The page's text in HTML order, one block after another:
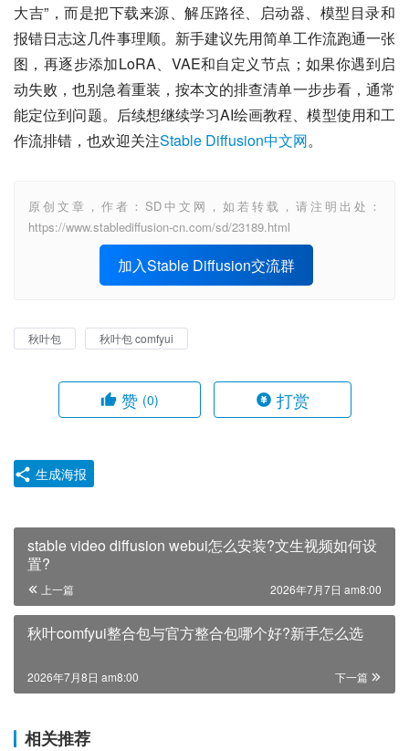
大吉”，而是把下载来源、解压路径、启动器、模型目录和
报错日志这几件事理顺。新手建议先用简单工作流跑通一张
图，再逐步添加LoRA、VAE和自定义节点；如果你遇到启
动失败，也别急着重装，按本文的排查清单一步步看，通常
能定位到问题。后续想继续学习AI绘画教程、模型使用和工
作流排错，也欢迎关注Stable Diffusion中文网。
原创文章，作者：SD中文网，如若转载，请注明出处：
https://www.stablediffusion-cn.com/sd/23189.html
加入Stable Diffusion交流群
秋叶包 秋叶包 comfyui
赞 (0) 打赏
生成海报
stable video diffusion webui怎么安装?文生视频如何设
置?
上一篇 2026年7月7日 am8:00
秋叶comfyui整合包与官方整合包哪个好?新手怎么选
下一篇
2026年7月8日 am8:00
相关推荐